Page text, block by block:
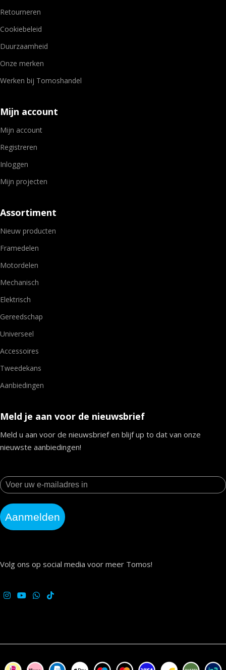
Retourneren
Cookiebeleid
Duurzaamheid
Onze merken
Werken bij Tomoshandel
Mijn account
Mijn account
Registreren
Inloggen
Mijn projecten
Assortiment
Nieuw producten
Framedelen
Motordelen
Mechanisch
Elektrisch
Gereedschap
Universeel
Accessoires
Tweedekans
Aanbiedingen
Meld je aan voor de nieuwsbrief
Meld u aan voor de nieuwsbrief en blijf up to dat van onze
nieuwste aanbiedingen!
Aanmelden
Volg ons op social media voor meer Tomos!